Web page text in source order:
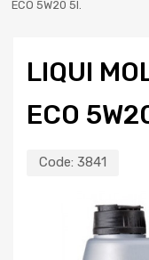
ECO 5W20 5l.
LIQUI
ECO
Code: 3841